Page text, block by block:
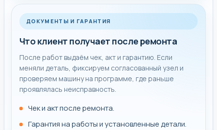
ДОКУМЕНТЫ И ГАРАНТИЯ
Что клиент получает после ремонта
После работ выдаём чек, акт и гарантию. Если
меняли деталь, фиксируем согласованный узел и
проверяем машину на программе, где раньше
проявлялась неисправность.
Чек и акт после ремонта.
Гарантия на работы и установленные детали.